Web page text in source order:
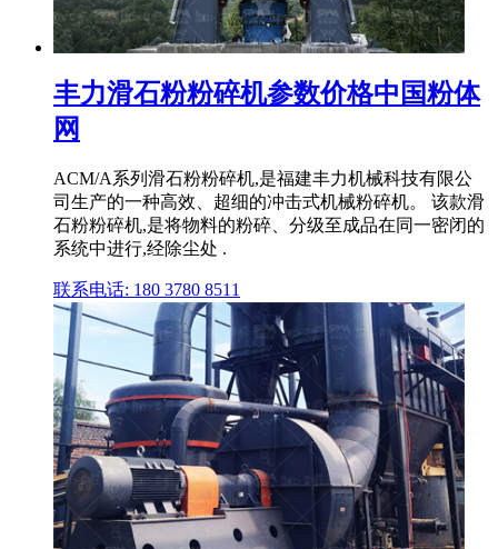
丰力滑石粉粉碎机参数价格中国粉体
网
ACM/A系列滑石粉粉碎机,是福建丰力机械科技有限公
司生产的一种高效、超细的冲击式机械粉碎机。 该款滑
石粉粉碎机,是将物料的粉碎、分级至成品在同一密闭的
系统中进行,经除尘处 .
联系电话: 180 3780 8511